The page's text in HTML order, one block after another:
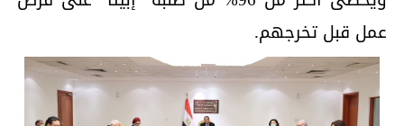
عمل قبل تخرجهم.